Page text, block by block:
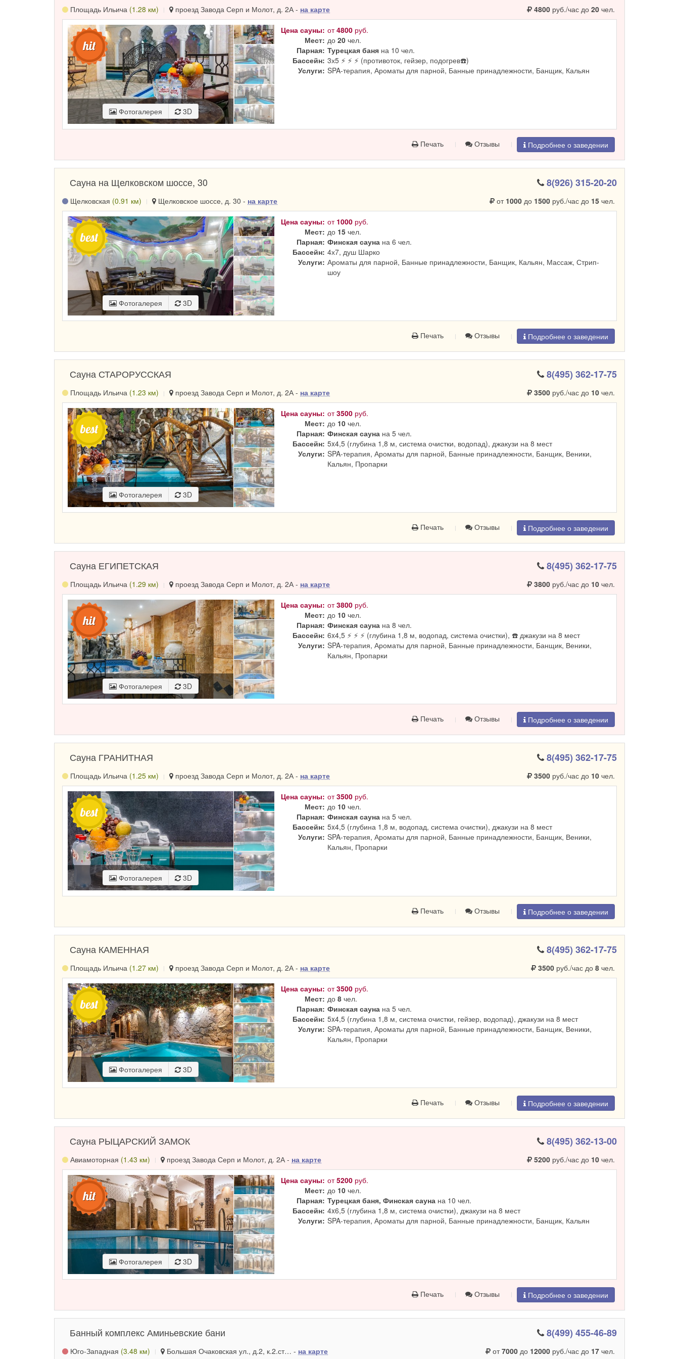
Площадь Ильича (1.28 км) проезд Завода Серп и Молот, д. 2А - на карте 4800руб./час до 20чел.
Фотогалерея 3D
Цена сауны: от4800 руб.
Мест: до20 чел.
Парная: Турецкая баня на 10 чел.
Бассейн: 3х5 ⚡ ⚡ ⚡ (противоток, гейзер, подогрев☎️)
Услуги: SPA-терапия, Ароматы для парной, Банные принадлежности, Банщик, Кальян
Печать Отзывы Подробнее о заведении
Сауна на Щелковском шоссе, 30 8(926) 315-20-20
Щелковская (0.91 км) Щелковское шоссе, д. 30 - на карте от 1000до 1500руб./час до 15чел.
Фотогалерея 3D
Цена сауны: от 1000 руб.
Мест: до 15 чел.
Парная: Финская сауна на 6 чел.
Бассейн: 4х7, душ Шарко
Услуги: Ароматы для парной, Банные принадлежности, Банщик, Кальян, Массаж, Стрип-
шоу
Печать Отзывы Подробнее о заведении
Сауна СТАРОРУССКАЯ 8(495) 362-17-75
Площадь Ильича (1.23 км) проезд Завода Серп и Молот, д. 2А - на карте 3500руб./час до 10чел.
Фотогалерея 3D
Цена сауны: от3500 руб.
Мест: до 10 чел.
Парная: Финская сауна на 5 чел.
Бассейн: 5x4,5 (глубина 1,8 м, система очистки, водопад), джакузи на 8 мест
Услуги: SPA-терапия, Ароматы для парной, Банные принадлежности, Банщик, Веники,
Кальян, Пропарки
Печать Отзывы Подробнее о заведении
Сауна ЕГИПЕТСКАЯ 8(495) 362-17-75
Площадь Ильича (1.29 км) проезд Завода Серп и Молот, д. 2А - на карте 3800руб./час до 10чел.
Фотогалерея 3D
Цена сауны: от3800 руб.
Мест: до 10 чел.
Парная: Финская сауна на 8 чел.
Бассейн: 6x4,5 ⚡ ⚡ ⚡ (глубина 1,8 м, водопад, система очистки), ☎️ джакузи на 8 мест
Услуги: SPA-терапия, Ароматы для парной, Банные принадлежности, Банщик, Веники,
Кальян, Пропарки
Печать Отзывы Подробнее о заведении
Сауна ГРАНИТНАЯ 8(495) 362-17-75
Площадь Ильича (1.25 км) проезд Завода Серп и Молот, д. 2А - на карте 3500руб./час до 10чел.
Фотогалерея 3D
Цена сауны: от3500 руб.
Мест: до 10 чел.
Парная: Финская сауна на 5 чел.
Бассейн: 5x4,5 (глубина 1,8 м, водопад, система очистки), джакузи на 8 мест
Услуги: SPA-терапия, Ароматы для парной, Банные принадлежности, Банщик, Веники,
Кальян, Пропарки
Печать Отзывы Подробнее о заведении
Сауна КАМЕННАЯ 8(495) 362-17-75
Площадь Ильича (1.27 км) проезд Завода Серп и Молот, д. 2А - на карте 3500руб./час до 8чел.
Фотогалерея 3D
Цена сауны: от3500 руб.
Мест: до8 чел.
Парная: Финская сауна на 5 чел.
Бассейн: 5x4,5 (глубина 1,8 м, система очистки, гейзер, водопад), джакузи на 8 мест
Услуги: SPA-терапия, Ароматы для парной, Банные принадлежности, Банщик, Веники,
Кальян, Пропарки
Печать Отзывы Подробнее о заведении
Сауна РЫЦАРСКИЙ ЗАМОК 8(495) 362-13-00
Авиамоторная (1.43 км) проезд Завода Серп и Молот, д. 2А - на карте 5200руб./час до 10чел.
Фотогалерея 3D
Цена сауны: от5200 руб.
Мест: до 10 чел.
Парная: Турецкая баня, Финская сауна на 10 чел.
Бассейн: 4x6,5 (глубина 1,8 м, система очистки), джакузи на 8 мест
Услуги: SPA-терапия, Ароматы для парной, Банные принадлежности, Банщик, Кальян
Печать Отзывы Подробнее о заведении
Банный комплекс Аминьевские бани 8(499) 455-46-89
Юго-Западная (3.48 км) Большая Очаковская ул., д.2, к.2.ст… - на карте от7000до 12000руб./час до 17чел.